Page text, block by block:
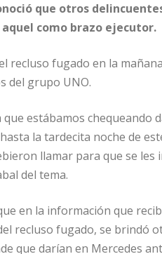
que otros
como brazo ejecutor.
fugado en la
del grupo UNO.
estábamos chequeando
la tardecita noche de
llamar para que se les
del tema.
en la información que
recluso fugado, se brindó
que darían en Mercedes